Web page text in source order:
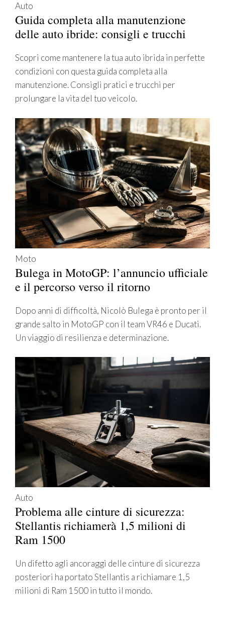
Auto
Guida completa alla manutenzione
delle auto ibride: consigli e trucchi
Scopri come mantenere la tua auto ibrida in perfette
condizioni con questa guida completa alla
manutenzione. Consigli pratici e trucchi per
prolungare la vita del tuo veicolo.
Moto
Bulega in MotoGP: l’annuncio ufficiale
e il percorso verso il ritorno
Dopo anni di difficoltà, Nicolò Bulega è pronto per il
grande salto in MotoGP con il team VR46 e Ducati.
Un viaggio di resilienza e determinazione.
Auto
Problema alle cinture di sicurezza:
Stellantis richiamerà 1,5 milioni di
Ram 1500
Un difetto agli ancoraggi delle cinture di sicurezza
posteriori ha portato Stellantis a richiamare 1,5
milioni di Ram 1500 in tutto il mondo.